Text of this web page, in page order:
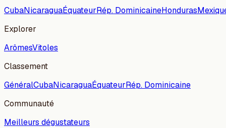
CubaNicaraguaÉquateurRép. DominicaineHonduras
Explorer
ArômesVitoles
Classement
GénéralCubaNicaraguaÉquateurRép. Dominicaine
Communauté
Meilleurs dégustateurs